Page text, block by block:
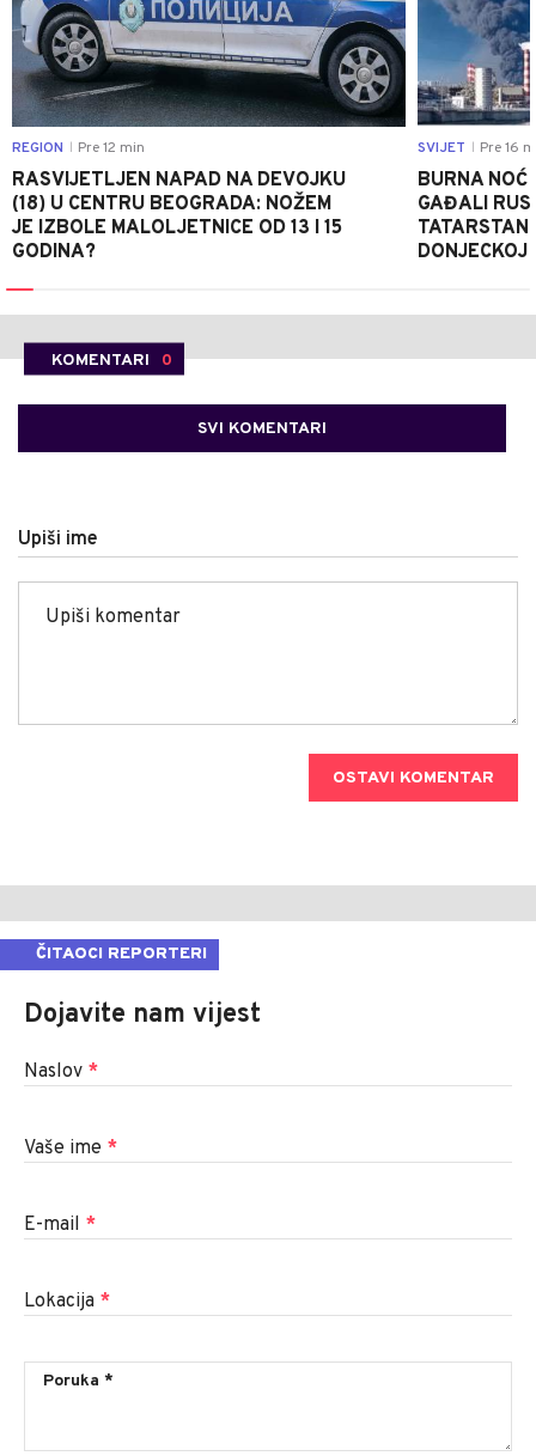
REGION Pre 12 min
RASVIJETLJEN NAPAD NA DEVOJKU
(18) U CENTRU BEOGRADA: NOŽEM
JE IZBOLE MALOLJETNICE OD 13 I 15
GODINA?
SVIJET Pre 16
BURNA NOĆ
GAĐALI
KOMENTARI 0
SVI KOMENTARI
Upiši ime
OSTAVI KOMENTAR
ČITAOCI REPORTERI
Dojavite nam vijest
Naslov *
Vaše ime *
E-mail *
Lokacija *